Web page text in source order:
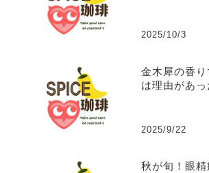
2025/10/3
金木犀の香
は理由があ
2025/9/22
秋が旬！眼